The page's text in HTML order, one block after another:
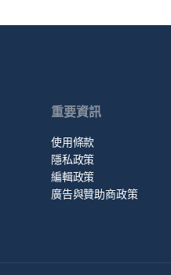
重要資訊
使用條款
隱私政策
編輯政策
廣告與贊助商政策